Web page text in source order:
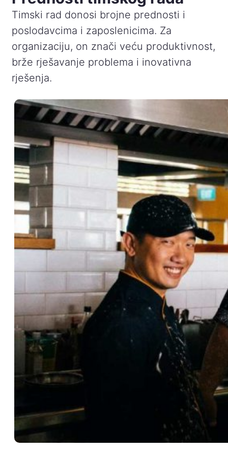
Timski rad donosi brojne prednosti i
poslodavcima i zaposlenicima. Za
organizaciju, on znači veću produktivnost,
brže rješavanje problema i inovativna
rješenja.